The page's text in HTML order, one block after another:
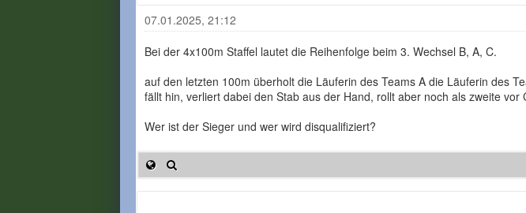
07.01.2025, 21:12
Bei der 4x100m Staffel lautet die Reihenfolge beim 3. Wechsel B, A, C.
auf den letzten 100m überholt die Läuferin des Teams A die Läuferin des
fällt hin, verliert dabei den Stab aus der Hand, rollt aber noch als zweite vor
Wer ist der Sieger und wer wird disqualifiziert?